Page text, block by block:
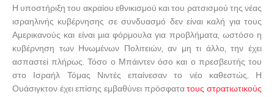
Η υποστήριξη του ακραίου εθνικισμού και του ρατσισμού της νέας
ισραηλινής κυβέρνησης σε συνδυασμό δεν είναι καλή για τους
Αμερικανούς και είναι μια φόρμουλα για προβλήματα, ωστόσο η
κυβέρνηση των Ηνωμένων Πολιτειών, αν μη τι άλλο, την έχει
ασπαστεί πλήρως. Τόσο ο Μπάιντεν όσο και ο πρεσβευτής του
στο Ισραήλ Τόμας Νιντές επαίνεσαν το νέο καθεστώς. Η
Ουάσιγκτον έχει επίσης εμβαθύνει πρόσφατατους στρατιωτικούς